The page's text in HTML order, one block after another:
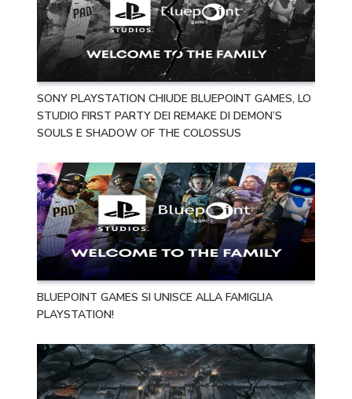
SONY PLAYSTATION CHIUDE BLUEPOINT GAMES, LO
STUDIO FIRST PARTY DEI REMAKE DI DEMON’S
SOULS E SHADOW OF THE COLOSSUS
BLUEPOINT GAMES SI UNISCE ALLA FAMIGLIA
PLAYSTATION!